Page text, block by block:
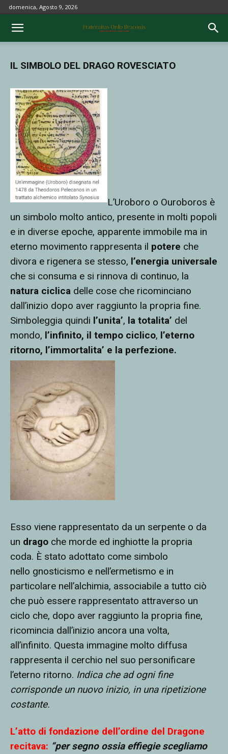
domenica, Agosto 9, 2026
IL SIMBOLO DEL DRAGO ROVESCIATO
L’Uroboro o Ouroboros è
un simbolo molto antico, presente in molti popoli
e in diverse epoche, apparente immobile ma in
eterno movimento rappresenta il potere che
divora e rigenera se stesso, l’energia universale
che si consuma e si rinnova di continuo, la
natura ciclica delle cose che ricominciano
dall’inizio dopo aver raggiunto la propria fine.
Simboleggia quindi l’unita’, la totalita’ del
mondo, l’infinito, il tempo ciclico, l’eterno
ritorno, l’immortalita’ e la perfezione.
Esso viene rappresentato da un serpente o da
un drago che morde ed inghiotte la propria
coda. È stato adottato come simbolo
nello gnosticismo e nell’ermetismo e in
particolare nell’alchimia, associabile a tutto ciò
che può essere rappresentato attraverso un
ciclo che, dopo aver raggiunto la propria fine,
ricomincia dall’inizio ancora una volta,
all’infinito. Questa immagine molto diffusa
rappresenta il cerchio nel suo personificare
l’eterno ritorno. Indica che ad ogni fine
corrisponde un nuovo inizio, in una ripetizione
costante.
L’atto di fondazione dell’ordine del Dragone
recitava: “per segno ossia effiegie scegliamo